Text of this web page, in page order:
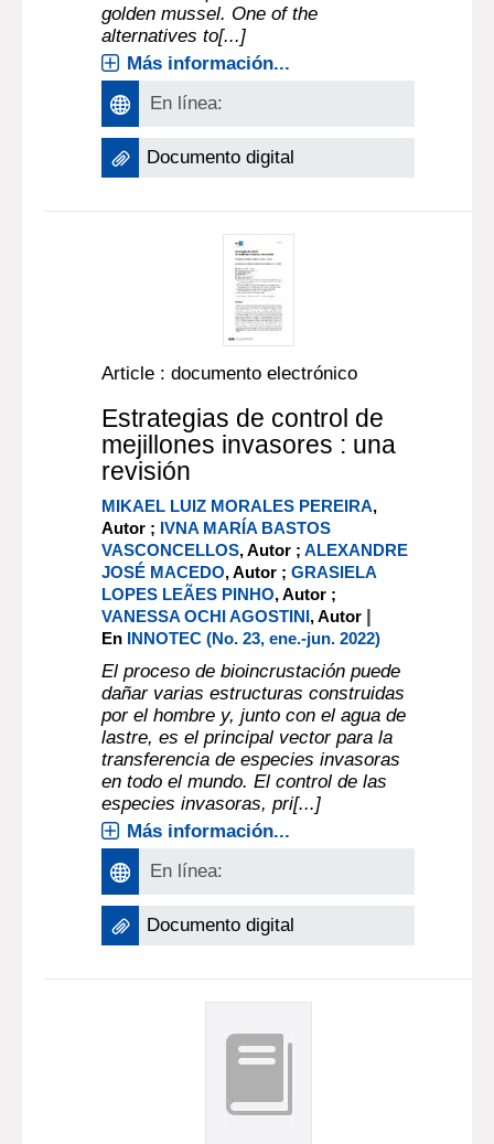
golden mussel. One of the
alternatives to[...]
Más información...
En línea:
Documento digital
Article : documento electrónico
Estrategias de control de
mejillones invasores : una
revisión
MIKAEL LUIZ MORALES PEREIRA,
Autor ; IVNA MARÍA BASTOS
VASCONCELLOS, Autor ;ALEXANDRE
JOSÉ MACEDO, Autor ;GRASIELA
LOPES LEÃES PINHO, Autor ;
VANESSA OCHI AGOSTINI, Autor |
En INNOTEC (No. 23, ene.-jun. 2022)
El proceso de bioincrustación puede
dañar varias estructuras construidas
por el hombre y, junto con el agua de
lastre, es el principal vector para la
transferencia de especies invasoras
en todo el mundo. El control de las
especies invasoras, pri[...]
Más información...
En línea:
Documento digital